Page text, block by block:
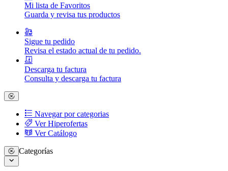
Mi lista de Favoritos
Guarda y revisa tus productos
Sigue tu pedido
Revisa el estado actual de tu pedido.
Descarga tu factura
Consulta y descarga tu factura
Navegar por categorias
Ver Hiperofertas
Ver Catálogo
Categorías